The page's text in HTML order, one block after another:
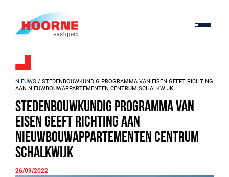
NIEUWS / STEDENBOUWKUNDIG PROGRAMMA VAN EISEN GEEFT RICHTING
AAN NIEUWBOUWAPPARTEMENTEN CENTRUM SCHALKWIJK
Stedenbouwkundig Programma van
Eisen geeft richting aan
nieuwbouwappartementen Centrum
Schalkwijk
26/09/2022